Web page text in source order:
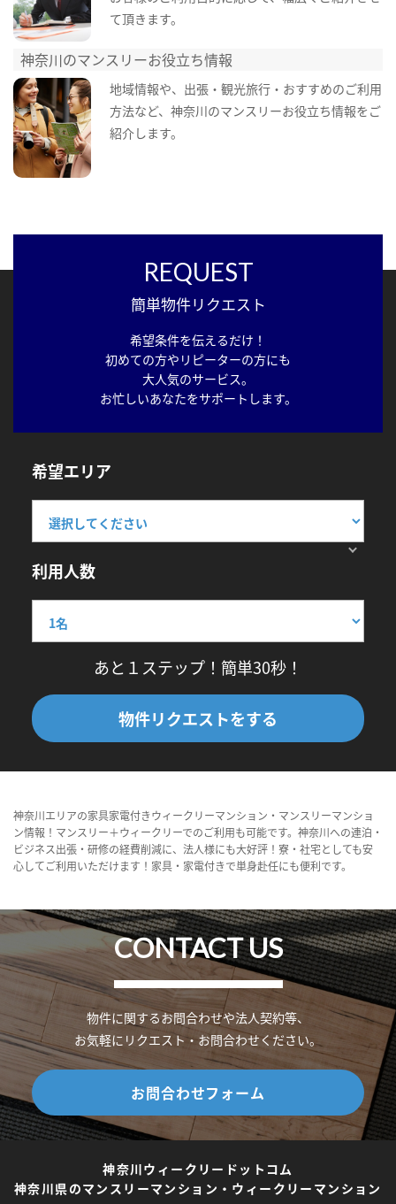
て頂きます。
神奈川のマンスリーお役立ち情報
地域情報や、出張・観光旅行・おすすめのご利用
方法など、神奈川のマンスリーお役立ち情報をご
紹介します。
REQUEST
簡単物件リクエスト
希望条件を伝えるだけ！
初めての方やリピーターの方にも
大人気のサービス。
お忙しいあなたをサポートします。
希望エリア
利用人数
あと１ステップ！簡単30秒！
物件リクエストをする
神奈川エリアの家具家電付きウィークリーマンション・マンスリーマンショ
ン情報！マンスリー＋ウィークリーでのご利用も可能です。神奈川への連泊・
ビジネス出張・研修の経費削減に、法人様にも大好評！寮・社宅としても安
心してご利用いただけます！家具・家電付きで単身赴任にも便利です。
CONTACT US
物件に関するお問合わせや法人契約等、
お気軽にリクエスト・お問合わせください。
お問合わせフォーム
神奈川ウィークリードットコム
神奈川県のマンスリーマンション・ウィークリーマンション